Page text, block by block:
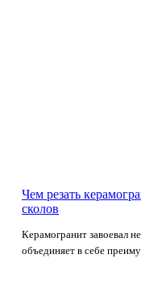
Чем резать
сколов
Керамогранит завоевал
объединяет в себе